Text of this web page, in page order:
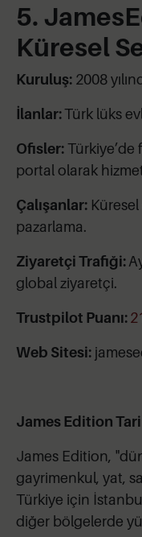
5.
Küresel
Kuruluş: 2008
İlanlar:Türk lüks
Ofisler:Türkiye’de
portal olarak
Çalışanlar:
pazarlama.
Ziyaretçi Trafiği:
global ziyaretçi.
Trustpilot Puanı:
Web Sitesi:
James Edition
James Edition,
gayrimenkul, yat,
Türkiye için
diğer bölgelerde